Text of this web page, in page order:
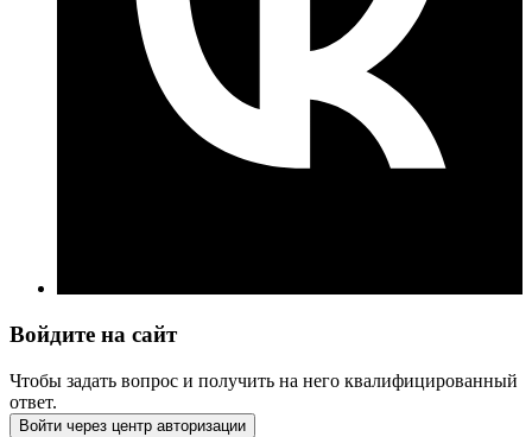
Войдите на сайт
Чтобы задать вопрос и получить на него квалифицированный
ответ.
Войти через центр авторизации